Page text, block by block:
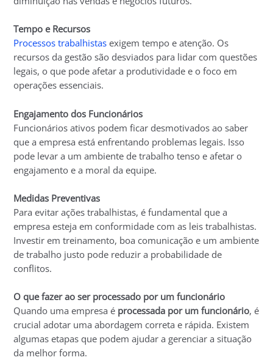
Tempo e Recursos
Processos trabalhistas exigem tempo e atenção. Os
recursos da gestão são desviados para lidar com questões
legais, o que pode afetar a produtividade e o foco em
operações essenciais.
Engajamento dos Funcionários
Funcionários ativos podem ficar desmotivados ao saber
que a empresa está enfrentando problemas legais. Isso
pode levar a um ambiente de trabalho tenso e afetar o
engajamento e a moral da equipe.
Medidas Preventivas
Para evitar ações trabalhistas, é fundamental que a
empresa esteja em conformidade com as leis trabalhistas.
Investir em treinamento, boa comunicação e um ambiente
de trabalho justo pode reduzir a probabilidade de
conflitos.
O que fazer ao ser processado por um funcionário
Quando uma empresa é processada por um funcionário, é
crucial adotar uma abordagem correta e rápida. Existem
algumas etapas que podem ajudar a gerenciar a situação
da melhor forma.